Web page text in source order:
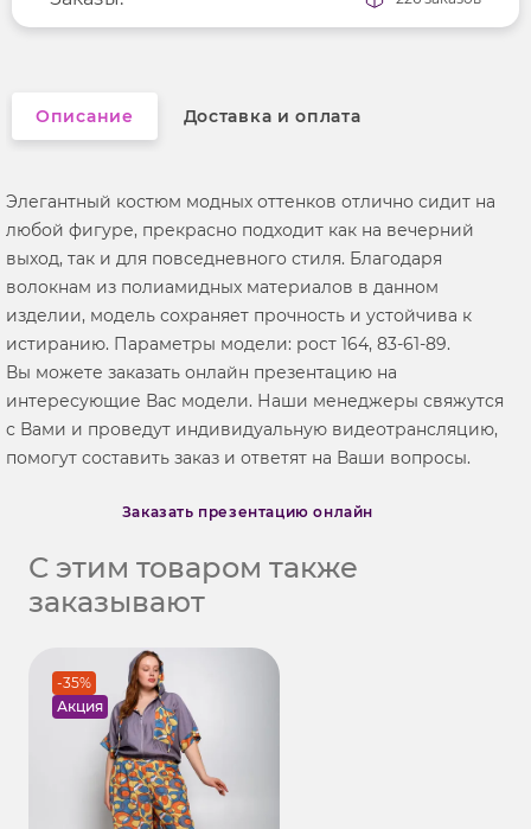
Фактура материала
гладкий
Описание Доставка и оплата
Элегантный костюм модных оттенков отлично сидит на
любой фигуре, прекрасно подходит как на вечерний
выход, так и для повседневного стиля. Благодаря
волокнам из полиамидных материалов в данном
изделии, модель сохраняет прочность и устойчива к
истиранию. Параметры модели: рост 164, 83-61-89.
Вы можете заказать онлайн презентацию на
интересующие Вас модели. Наши менеджеры свяжутся
с Вами и проведут индивидуальную видеотрансляцию,
помогут составить заказ и ответят на Ваши вопросы.
Заказать презентацию онлайн
С этим товаром также
заказывают
-35%
Акция